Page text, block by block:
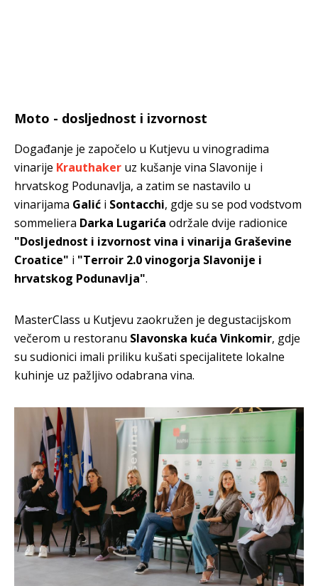
Moto - dosljednost i izvornost
Događanje je započelo u Kutjevu u vinogradima
vinarije Krauthaker uz kušanje vina Slavonije i
hrvatskog Podunavlja, a zatim se nastavilo u
vinarijama Galić i Sontacchi, gdje su se pod vodstvom
sommeliera Darka Lugarića održale dvije radionice
"Dosljednost i izvornost vina i vinarija Graševine
Croatice" i "Terroir 2.0 vinogorja Slavonije i
hrvatskog Podunavlja".
MasterClass u Kutjevu zaokružen je degustacijskom
večerom u restoranu Slavonska kuća Vinkomir, gdje
su sudionici imali priliku kušati specijalitete lokalne
kuhinje uz pažljivo odabrana vina.